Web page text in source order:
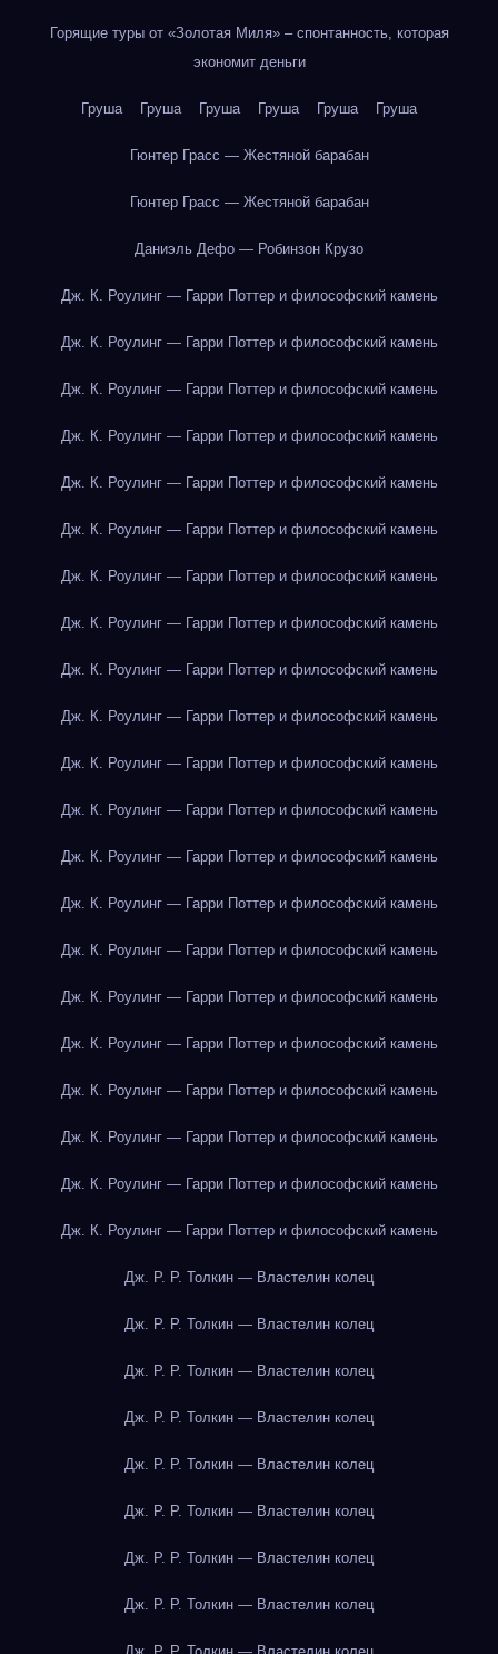
Горящие туры от «Золотая Миля» – спонтанность, которая
экономит деньги
Груша Груша Груша Груша Груша Груша
Гюнтер Грасс — Жестяной барабан
Гюнтер Грасс — Жестяной барабан
Даниэль Дефо — Робинзон Крузо
Дж. К. Роулинг — Гарри Поттер и философский камень
Дж. К. Роулинг — Гарри Поттер и философский камень
Дж. К. Роулинг — Гарри Поттер и философский камень
Дж. К. Роулинг — Гарри Поттер и философский камень
Дж. К. Роулинг — Гарри Поттер и философский камень
Дж. К. Роулинг — Гарри Поттер и философский камень
Дж. К. Роулинг — Гарри Поттер и философский камень
Дж. К. Роулинг — Гарри Поттер и философский камень
Дж. К. Роулинг — Гарри Поттер и философский камень
Дж. К. Роулинг — Гарри Поттер и философский камень
Дж. К. Роулинг — Гарри Поттер и философский камень
Дж. К. Роулинг — Гарри Поттер и философский камень
Дж. К. Роулинг — Гарри Поттер и философский камень
Дж. К. Роулинг — Гарри Поттер и философский камень
Дж. К. Роулинг — Гарри Поттер и философский камень
Дж. К. Роулинг — Гарри Поттер и философский камень
Дж. К. Роулинг — Гарри Поттер и философский камень
Дж. К. Роулинг — Гарри Поттер и философский камень
Дж. К. Роулинг — Гарри Поттер и философский камень
Дж. К. Роулинг — Гарри Поттер и философский камень
Дж. К. Роулинг — Гарри Поттер и философский камень
Дж. Р. Р. Толкин — Властелин колец
Дж. Р. Р. Толкин — Властелин колец
Дж. Р. Р. Толкин — Властелин колец
Дж. Р. Р. Толкин — Властелин колец
Дж. Р. Р. Толкин — Властелин колец
Дж. Р. Р. Толкин — Властелин колец
Дж. Р. Р. Толкин — Властелин колец
Дж. Р. Р. Толкин — Властелин колец